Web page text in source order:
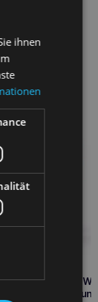
Crunchy Snack
120g für
ihnen